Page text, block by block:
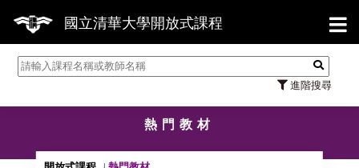
國立清華大學開放式課程
進階搜尋
【
熱門教材